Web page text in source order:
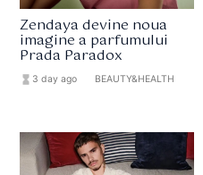
Zendaya devine noua
imagine a parfumului
Prada Paradox
hourglass_full 3 day ago BEAUTY&HEALTH